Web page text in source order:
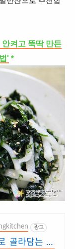
안켜고 뚝딱 만든
' *
광고
골라담는 매